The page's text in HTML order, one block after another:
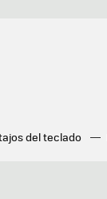
del teclado